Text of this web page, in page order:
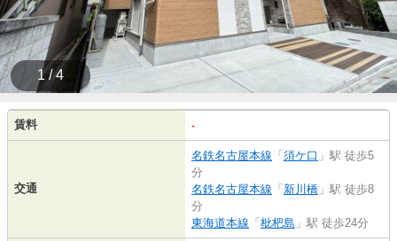
1 / 4
賃料 -
交通
名鉄名古屋本線 「 須ケ口 」駅 徒歩5
分
名鉄名古屋本線 「 新川橋 」駅 徒歩8
分
東海道本線 「 枇杷島 」駅 徒歩24分